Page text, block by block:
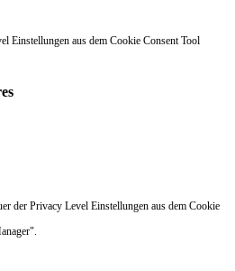
Einstellungen aus dem Cookie Consent Tool
der Privacy Level Einstellungen aus dem Cookie